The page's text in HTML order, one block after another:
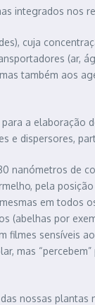
integrados nos
cuja
(ar,
também aos
a elaboração
e dispersores,
nanómetros de
pela
em todos
(abelhas por
filmes sensíveis
mas
nossas plantas